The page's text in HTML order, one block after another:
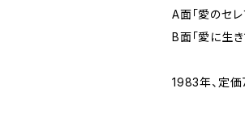
A面「愛のセ
B面「愛に生
1983年、定